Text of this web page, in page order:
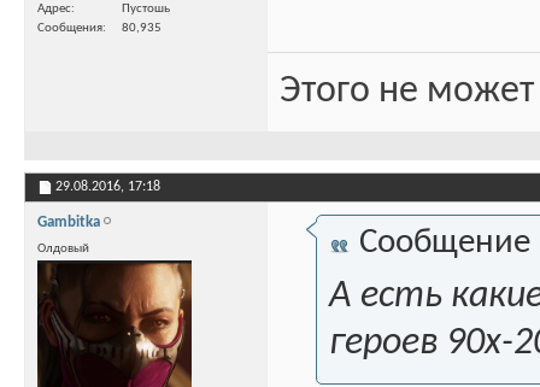
Адрес
Пустошь
Сообщения
80,935
Этого не
29.08.2016, 17:18
Gambitka
Олдовый Сообщение
А есть
героев 90х-